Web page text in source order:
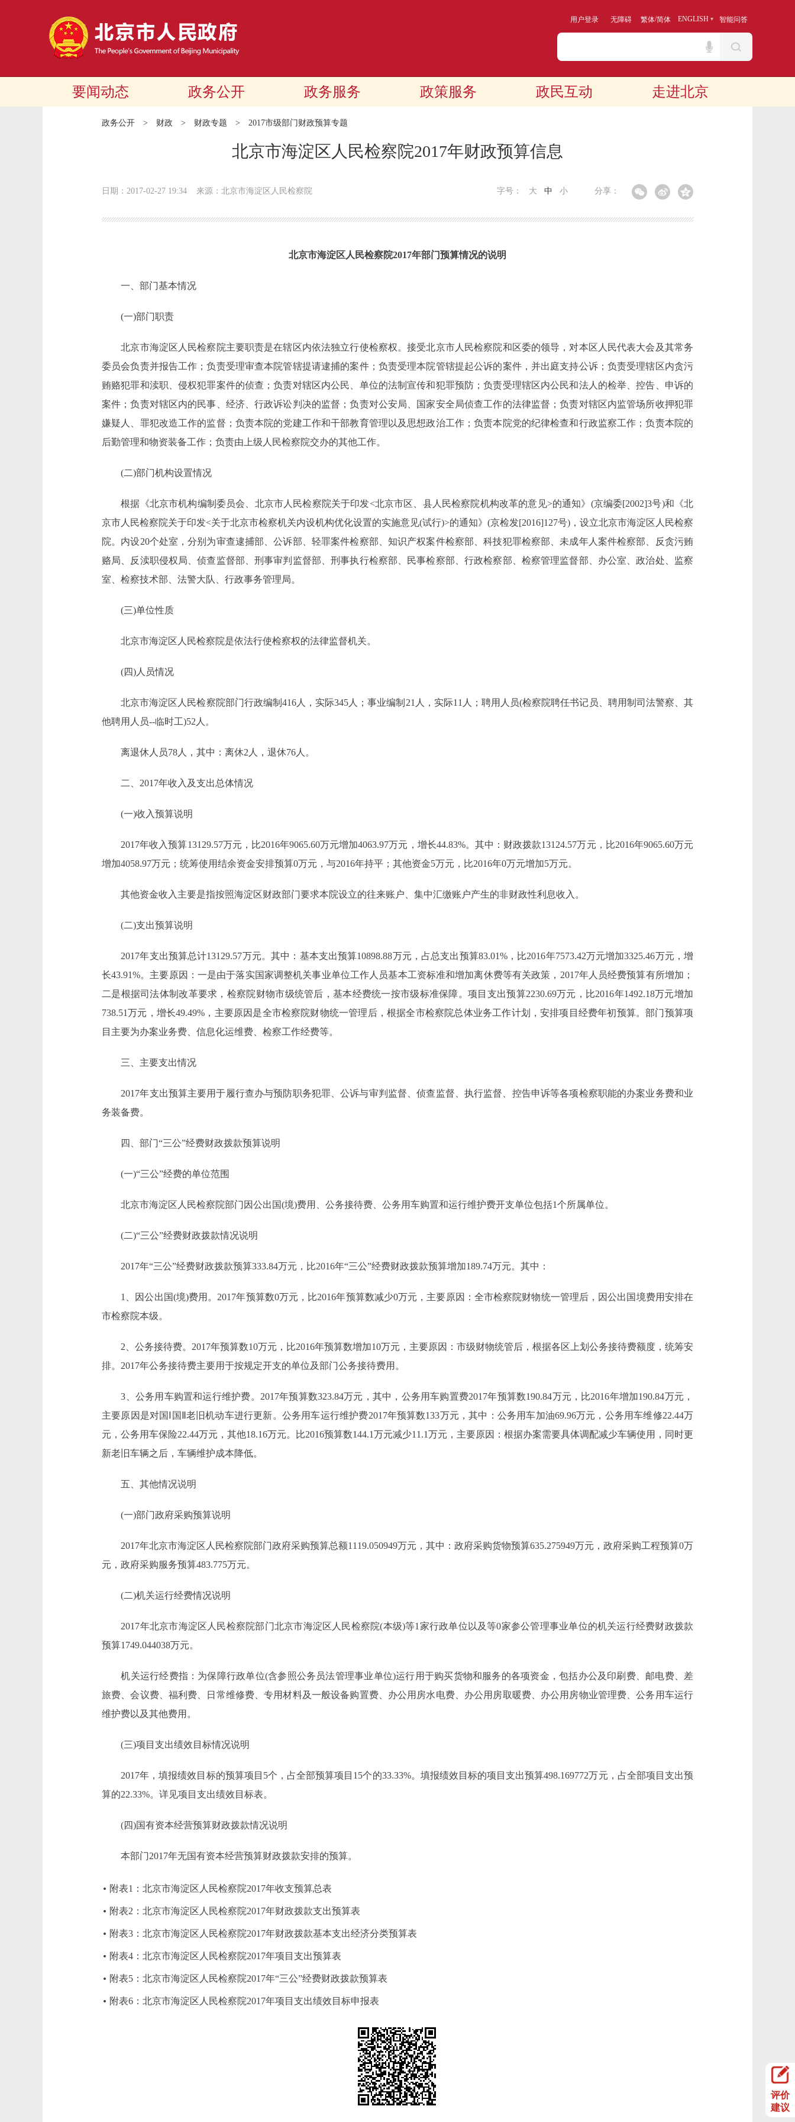
用户登录 无障碍 繁体/简体 ENGLISH 智能问答
要闻动态 政务公开 政务服务 政策服务 政民互动 走进北京
政务公开 > 财政 > 财政专题 > 2017市级部门财政预算专题
北京市海淀区人民检察院2017年财政预算信息
日期：2017-02-27 19:34 来源：北京市海淀区人民检察院 分享：
字号： 大 中 小
北京市海淀区人民检察院2017年部门预算情况的说明
一、部门基本情况
(一)部门职责
北京市海淀区人民检察院主要职责是在辖区内依法独立行使检察权。接受北京市人民检察院和区委的领导，对本区人民代表大会及其常务
委员会负责并报告工作；负责受理审查本院管辖提请逮捕的案件；负责受理本院管辖提起公诉的案件，并出庭支持公诉；负责受理辖区内贪污
贿赂犯罪和渎职、侵权犯罪案件的侦查；负责对辖区内公民、单位的法制宣传和犯罪预防；负责受理辖区内公民和法人的检举、控告、申诉的
案件；负责对辖区内的民事、经济、行政诉讼判决的监督；负责对公安局、国家安全局侦查工作的法律监督；负责对辖区内监管场所收押犯罪
嫌疑人、罪犯改造工作的监督；负责本院的党建工作和干部教育管理以及思想政治工作；负责本院党的纪律检查和行政监察工作；负责本院的
后勤管理和物资装备工作；负责由上级人民检察院交办的其他工作。
(二)部门机构设置情况
根据《北京市机构编制委员会、北京市人民检察院关于印发<北京市区、县人民检察院机构改革的意见>的通知》(京编委[2002]3号)和《北
京市人民检察院关于印发<关于北京市检察机关内设机构优化设置的实施意见(试行)>的通知》(京检发[2016]127号)，设立北京市海淀区人民检察
院。内设20个处室，分别为审查逮捕部、公诉部、轻罪案件检察部、知识产权案件检察部、科技犯罪检察部、未成年人案件检察部、反贪污贿
赂局、反渎职侵权局、侦查监督部、刑事审判监督部、刑事执行检察部、民事检察部、行政检察部、检察管理监督部、办公室、政治处、监察
室、检察技术部、法警大队、行政事务管理局。
(三)单位性质
北京市海淀区人民检察院是依法行使检察权的法律监督机关。
(四)人员情况
北京市海淀区人民检察院部门行政编制416人，实际345人；事业编制21人，实际11人；聘用人员(检察院聘任书记员、聘用制司法警察、其
他聘用人员--临时工)52人。
离退休人员78人，其中：离休2人，退休76人。
二、2017年收入及支出总体情况
(一)收入预算说明
2017年收入预算13129.57万元，比2016年9065.60万元增加4063.97万元，增长44.83%。其中：财政拨款13124.57万元，比2016年9065.60万元
增加4058.97万元；统筹使用结余资金安排预算0万元，与2016年持平；其他资金5万元，比2016年0万元增加5万元。
其他资金收入主要是指按照海淀区财政部门要求本院设立的往来账户、集中汇缴账户产生的非财政性利息收入。
(二)支出预算说明
2017年支出预算总计13129.57万元。其中：基本支出预算10898.88万元，占总支出预算83.01%，比2016年7573.42万元增加3325.46万元，增
长43.91%。主要原因：一是由于落实国家调整机关事业单位工作人员基本工资标准和增加离休费等有关政策，2017年人员经费预算有所增加；
二是根据司法体制改革要求，检察院财物市级统管后，基本经费统一按市级标准保障。项目支出预算2230.69万元，比2016年1492.18万元增加
738.51万元，增长49.49%，主要原因是全市检察院财物统一管理后，根据全市检察院总体业务工作计划，安排项目经费年初预算。部门预算项
目主要为办案业务费、信息化运维费、检察工作经费等。
三、主要支出情况
2017年支出预算主要用于履行查办与预防职务犯罪、公诉与审判监督、侦查监督、执行监督、控告申诉等各项检察职能的办案业务费和业
务装备费。
四、部门“三公”经费财政拨款预算说明
(一)“三公”经费的单位范围
北京市海淀区人民检察院部门因公出国(境)费用、公务接待费、公务用车购置和运行维护费开支单位包括1个所属单位。
(二)“三公”经费财政拨款情况说明
2017年“三公”经费财政拨款预算333.84万元，比2016年“三公”经费财政拨款预算增加189.74万元。其中：
1、因公出国(境)费用。2017年预算数0万元，比2016年预算数减少0万元，主要原因：全市检察院财物统一管理后，因公出国境费用安排在
市检察院本级。
2、公务接待费。2017年预算数10万元，比2016年预算数增加10万元，主要原因：市级财物统管后，根据各区上划公务接待费额度，统筹安
排。2017年公务接待费主要用于按规定开支的单位及部门公务接待费用。
3、公务用车购置和运行维护费。2017年预算数323.84万元，其中，公务用车购置费2017年预算数190.84万元，比2016年增加190.84万元，
主要原因是对国Ⅰ国Ⅱ老旧机动车进行更新。公务用车运行维护费2017年预算数133万元，其中：公务用车加油69.96万元，公务用车维修22.44万
元，公务用车保险22.44万元，其他18.16万元。比2016预算数144.1万元减少11.1万元，主要原因：根据办案需要具体调配减少车辆使用，同时更
新老旧车辆之后，车辆维护成本降低。
五、其他情况说明
(一)部门政府采购预算说明
2017年北京市海淀区人民检察院部门政府采购预算总额1119.050949万元，其中：政府采购货物预算635.275949万元，政府采购工程预算0万
元，政府采购服务预算483.775万元。
(二)机关运行经费情况说明
2017年北京市海淀区人民检察院部门北京市海淀区人民检察院(本级)等1家行政单位以及等0家参公管理事业单位的机关运行经费财政拨款
预算1749.044038万元。
机关运行经费指：为保障行政单位(含参照公务员法管理事业单位)运行用于购买货物和服务的各项资金，包括办公及印刷费、邮电费、差
旅费、会议费、福利费、日常维修费、专用材料及一般设备购置费、办公用房水电费、办公用房取暖费、办公用房物业管理费、公务用车运行
维护费以及其他费用。
(三)项目支出绩效目标情况说明
2017年，填报绩效目标的预算项目5个，占全部预算项目15个的33.33%。填报绩效目标的项目支出预算498.169772万元，占全部项目支出预
算的22.33%。详见项目支出绩效目标表。
(四)国有资本经营预算财政拨款情况说明
本部门2017年无国有资本经营预算财政拨款安排的预算。
附表1：北京市海淀区人民检察院2017年收支预算总表
附表2：北京市海淀区人民检察院2017年财政拨款支出预算表
附表3：北京市海淀区人民检察院2017年财政拨款基本支出经济分类预算表
附表4：北京市海淀区人民检察院2017年项目支出预算表
附表5：北京市海淀区人民检察院2017年“三公”经费财政拨款预算表
附表6：北京市海淀区人民检察院2017年项目支出绩效目标申报表
评价
建议